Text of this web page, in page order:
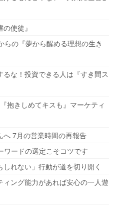
使徒』
の『夢から醒める理想の生き
な！投資できる人は『すき間ス
抱きしめてキスも』マーケティ
7月の営業時間の再報告
ワードの選定こそコツです
しれない」行動が道を切り開く
ング能力があれば安心の一人遊